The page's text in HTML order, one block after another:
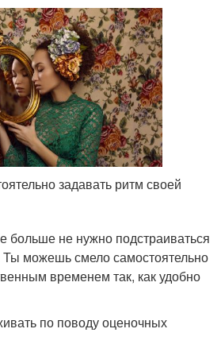
задавать ритм своей
больше не нужно подстраиваться
можешь смело самостоятельно
временем так, как удобно
по поводу оценочных